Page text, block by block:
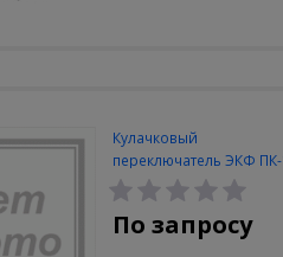
Кулачковый
переключатель ЭКФ
13 10А 3Р "0-1"
По запросу